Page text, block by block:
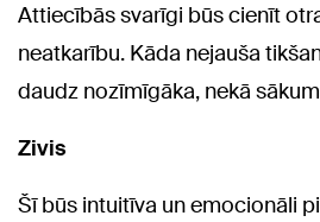
Attiecībās svarīgi būs cienīt
neatkarību. Kāda nejauša
daudz nozīmīgāka, nekā
Zivis
Šī būs intuitīva un emocionāli